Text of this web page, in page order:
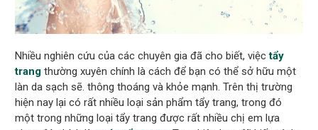
Nhiều nghiên cứu của các chuyên gia đã cho biết, việctẩy
trang thường xuyên chính là cách để bạn có thể sở hữu một
làn da sạch sẽ. thông thoáng và khỏe mạnh. Trên thị trường
hiện nay lại có rất nhiều loại sản phẩm tẩy trang, trong đó
một trong những loại tẩy trang được rất nhiều chị em lựa